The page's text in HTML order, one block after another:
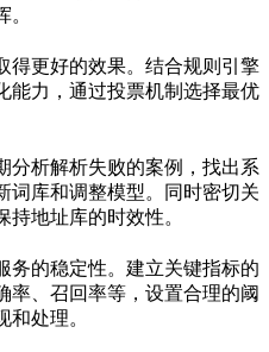
得更好的效果。结合规则引擎
能力，通过投票机制选择最优
分析解析失败的案例，找出系
词库和调整模型。同时密切关
地址库的时效性。
务的稳定性。建立关键指标的
率、召回率等，设置合理的阈
处理。